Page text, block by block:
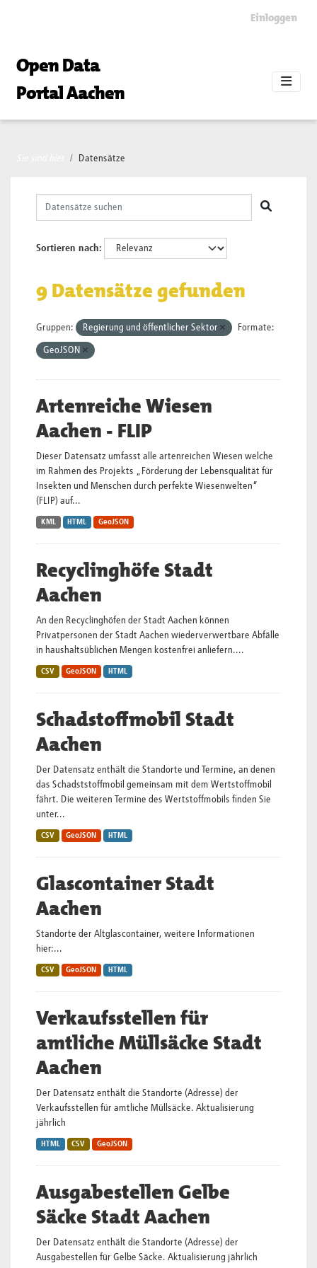
Einloggen
Open Data
Portal Aachen
Datensätze
Sortieren nach
9 Datensätze gefunden
Gruppen: Regierung und öffentlicher Sektor Formate:
GeoJSON
Artenreiche Wiesen
Aachen - FLIP
Dieser Datensatz umfasst alle artenreichen Wiesen welche
im Rahmen des Projekts „Förderung der Lebensqualität für
Insekten und Menschen durch perfekte Wiesenwelten“
(FLIP) auf...
KML HTML GeoJSON
Recyclinghöfe Stadt
Aachen
An den Recyclinghöfen der Stadt Aachen können
Privatpersonen der Stadt Aachen wiederverwertbare Abfälle
in haushaltsüblichen Mengen kostenfrei anliefern....
CSV GeoJSON HTML
Schadstoffmobil Stadt
Aachen
Der Datensatz enthält die Standorte und Termine, an denen
das Schadststoffmobil gemeinsam mit dem Wertstoffmobil
fährt. Die weiteren Termine des Wertstoffmobils finden Sie
unter...
CSV GeoJSON HTML
Glascontainer Stadt
Aachen
Standorte der Altglascontainer, weitere Informationen
hier:...
CSV GeoJSON HTML
Verkaufsstellen für
amtliche Müllsäcke Stadt
Aachen
Der Datensatz enthält die Standorte (Adresse) der
Verkaufsstellen für amtliche Müllsäcke. Aktualisierung
jährlich
HTML CSV GeoJSON
Ausgabestellen Gelbe
Säcke Stadt Aachen
Der Datensatz enthält die Standorte (Adresse) der
Ausgabestellen für Gelbe Säcke. Aktualisierung jährlich